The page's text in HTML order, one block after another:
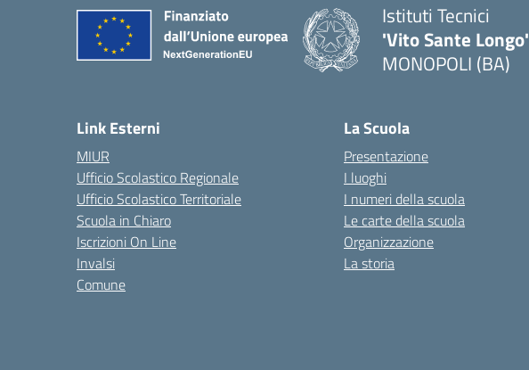
Istituti Tecnici
'Vito Sante Longo'
MONOPOLI (BA)
Link Esterni
MIUR
Ufficio Scolastico Regionale
Ufficio Scolastico Territoriale
Scuola in Chiaro
Iscrizioni On Line
Invalsi
Comune
La Scuola
Presentazione
I luoghi
I numeri della scuola
Le carte della scuola
Organizzazione
La storia